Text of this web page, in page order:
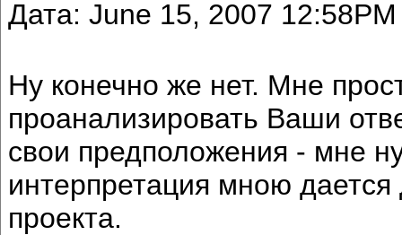
Дата: June 15, 2007 12:58PM
Ну конечно же нет. Мне
проанализировать Ваши
свои предположения - мне
интерпретация мною
проекта.